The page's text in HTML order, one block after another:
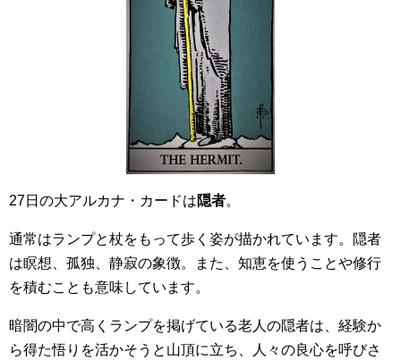
27日の大アルカナ・カードは隠者。
通常はランプと杖をもって歩く姿が描かれています。隠者
は瞑想、孤独、静寂の象徴。また、知恵を使うことや修行
を積むことも意味しています。
暗闇の中で高くランプを掲げている老人の隠者は、経験か
ら得た悟りを活かそうと山頂に立ち、人々の良心を呼びさ